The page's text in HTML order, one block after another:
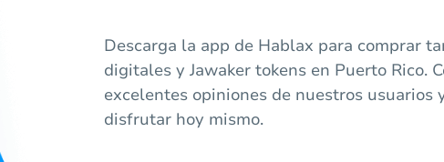
Descarga la app de Hablax para comprar
digitales y Jawaker tokens en Puerto Rico.
excelentes opiniones de nuestros usuarios
disfrutar hoy mismo.